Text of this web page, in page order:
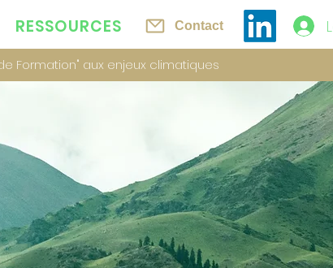
RESSOURCES Contact
Formation" aux enjeux climatiques